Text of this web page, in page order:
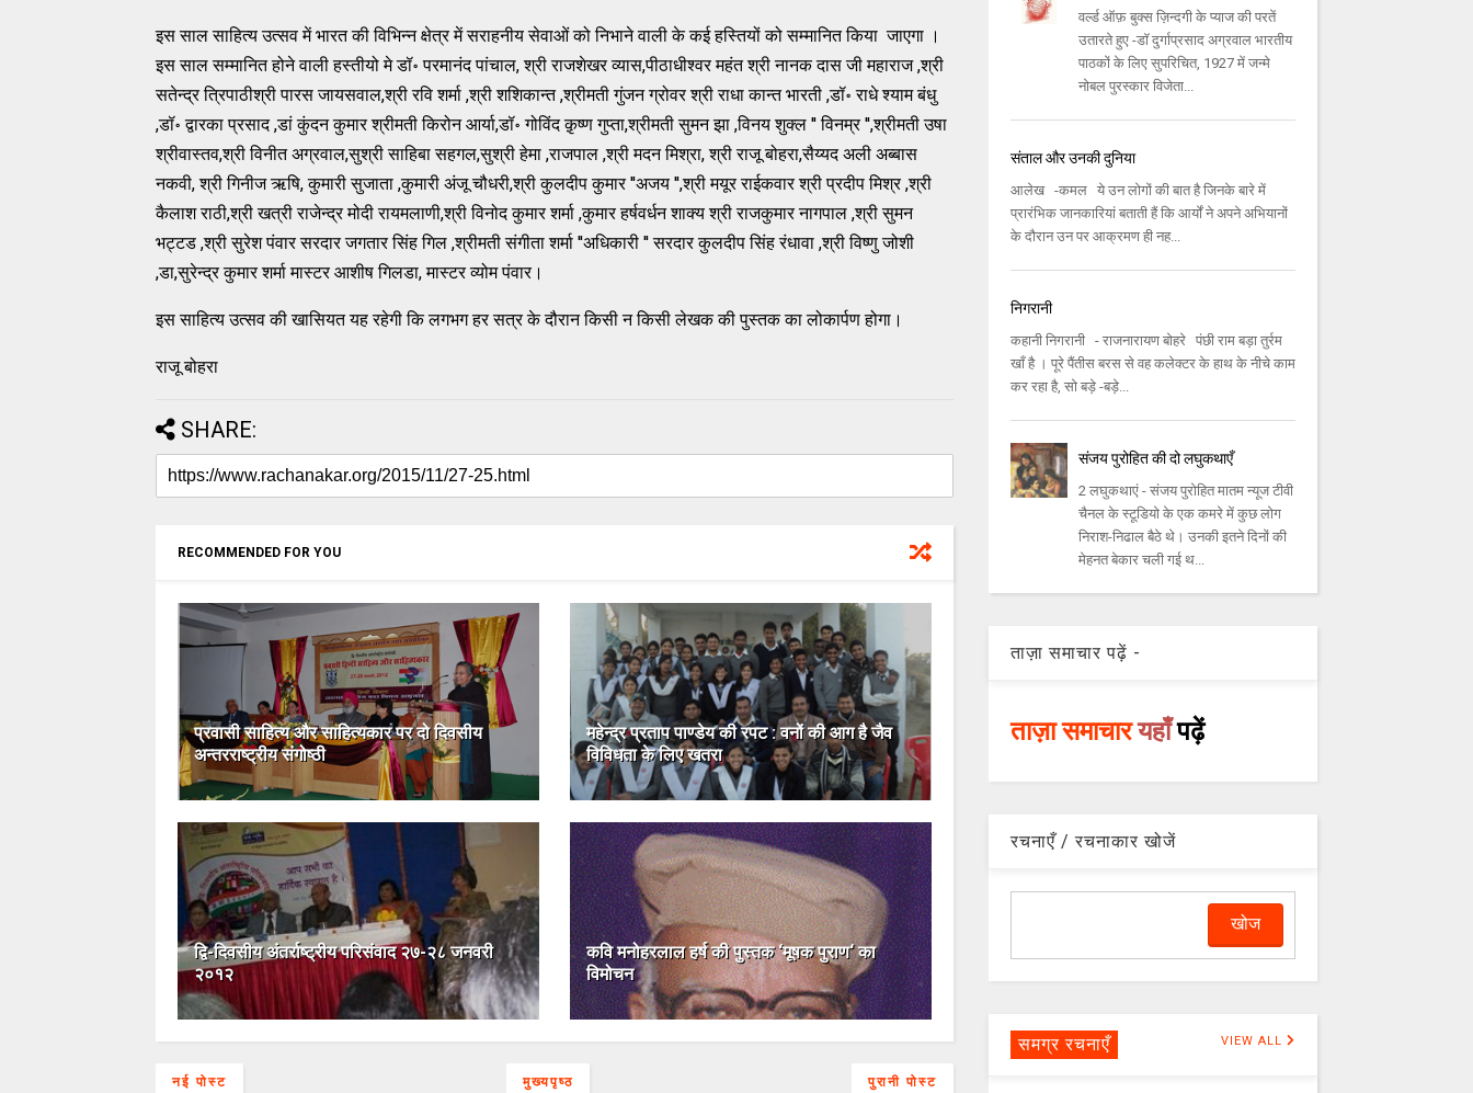
इस साल साहित्य उत्सव में भारत की विभिन्न क्षेत्र में सराहनीय सेवाओं को निभाने वाली के कई हस्तियों को सम्मानित किया जाएगा ।
इस साल सम्मानित होने वाली हस्तीयो मे डॉ॰ परमानंद पांचाल, श्री राजशेखर व्यास,पीठाधीश्वर महंत श्री नानक दास जी महाराज ,श्री
सतेन्द्र त्रिपाठीश्री पारस जायसवाल,श्री रवि शर्मा ,श्री शशिकान्त ,श्रीमती गुंजन ग्रोवर श्री राधा कान्त भारती ,डॉ॰ राधे श्याम बंधु
,डॉ॰ द्वारका प्रसाद ,डां कुंदन कुमार श्रीमती किरोन आर्या,डॉ॰ गोविंद क़ृष्ण गुप्ता,श्रीमती सुमन झा ,विनय शुक्ल '' विनम्र '',श्रीमती उषा
श्रीवास्तव,श्री विनीत अग्रवाल,सुश्री साहिबा सहगल,सुश्री हेमा ,राजपाल ,श्री मदन मिश्रा, श्री राजू बोहरा,सैय्यद अली अब्बास
नकवी, श्री गिनीज ऋषि, कुमारी सुजाता ,कुमारी अंजू चौधरी,श्री कुलदीप कुमार ''अजय '',श्री मयूर राईकवार श्री प्रदीप मिश्र ,श्री
कैलाश राठी,श्री खत्री राजेन्द्र मोदी रायमलाणी,श्री विनोद कुमार शर्मा ,कुमार हर्षवर्धन शाक्य श्री राजकुमार नागपाल ,श्री सुमन
भट्टड ,श्री सुरेश पंवार सरदार जगतार सिंह गिल ,श्रीमती संगीता शर्मा ''अधिकारी '' सरदार कुलदीप सिंह रंधावा ,श्री विष्णु जोशी
,डा,सुरेन्द्र कुमार शर्मा मास्टर आशीष गिलडा, मास्टर व्योम पंवार।
इस साहित्य उत्सव की खासियत यह रहेगी कि लगभग हर सत्र के दौरान किसी न किसी लेखक की पुस्तक का लोकार्पण होगा।
राजू बोहरा
SHARE:
RECOMMENDED FOR YOU
प्रवासी साहित्य और साहित्यकार पर दो दिवसीय
अन्तरराष्ट्रीय संगोष्ठी
महेन्द्र प्रताप पाण्डेय की रपट : वनों की आग है जैव
विविधता के लिए खतरा
द्वि-दिवसीय अंतर्राष्ट्रीय परिसंवाद २७-२८ जनवरी
२०१२
कवि मनोहरलाल हर्ष की पुस्‍तक ‘मूषक पुराण‘ का
विमोचन
नई पोस्ट पुरानी पोस्ट
मुख्यपृष्ठ
वर्ल्ड ऑफ़ बुक्स ज़िन्दगी के प्याज की परतें
उतारते हुए -डॉ दुर्गाप्रसाद अग्रवाल भारतीय
पाठकों के लिए सुपरिचित, 1927 में जन्मे
नोबल पुरस्कार विजेता...
संताल और उनकी दुनिया
आलेख -कमल ये उन लोगों की बात है जिनके बारे में
प्रारंभिक जानकारियां बताती हैं कि आर्यों ने अपने अभियानों
के दौरान उन पर आक्रमण ही नह...
निगरानी
कहानी निगरानी - राजनारायण बोहरे पंछी राम बड़ा तुर्रम
खाँ है । पूरे पैंतीस बरस से वह कलेक्टर के हाथ के नीचे काम
कर रहा है, सो बड़े -बड़े...
संजय पुरोहित की दो लघुकथाएँ
2 लघुकथाएं - संजय पुरोहित मातम न्यूज टीवी
चैनल के स्टूडियो के एक कमरे में कुछ लोग
निराश-निढाल बैठे थे। उनकी इतने दिनों की
मेहनत बेकार चली गई थ...
ताज़ा समाचार पढ़ें -
ताज़ा समाचारयहाँपढ़ें
रचनाएँ / रचनाकार खोजें
समग्र रचनाएँ VIEW ALL